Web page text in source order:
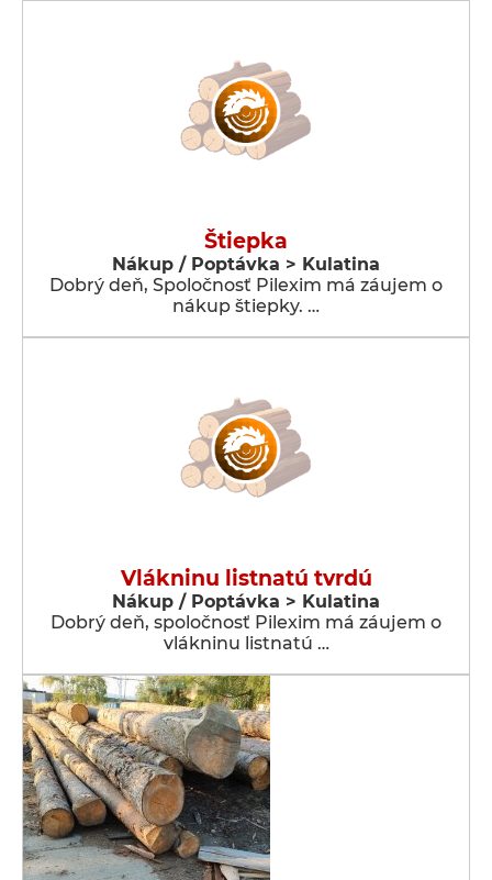
Štiepka
Nákup / Poptávka > Kulatina
Dobrý deň, Spoločnosť Pilexim má záujem o
nákup štiepky. …
Vlákninu listnatú tvrdú
Nákup / Poptávka > Kulatina
Dobrý deň, spoločnosť Pilexim má záujem o
vlákninu listnatú …